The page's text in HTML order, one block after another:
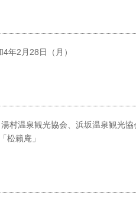
年2月28日（月）
村温泉観光協会、浜坂温泉観光
松籟庵」